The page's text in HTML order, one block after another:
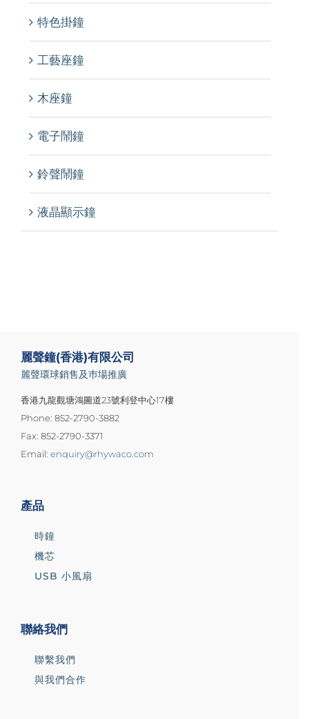
特色掛鐘
工藝座鐘
木座鐘
電子鬧鐘
鈴聲鬧鐘
液晶顯示鐘
麗聲鐘(香港)有限公司
麗聲環球銷售及巿場推廣
香港九龍觀塘鴻圖道23號利登中心17樓
Phone: 852-2790-3882
Fax: 852-2790-3371
Email: enquiry@rhywaco.com
產品
時鐘
機芯
USB 小風扇
聯絡我們
聯繫我們
與我們合作